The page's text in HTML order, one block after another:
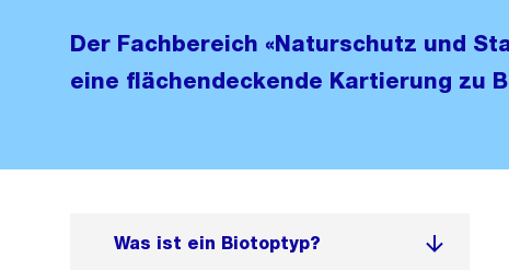
Der Fachbereich «Naturschutz und
eine flächendeckende Kartierung zu
Was ist ein Biotoptyp?